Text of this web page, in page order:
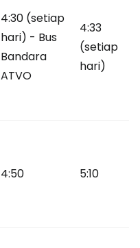
4:30 (setiap
hari) - Bus
Bandara
ATVO
4:33
(setiap
hari)
4:50 5:10